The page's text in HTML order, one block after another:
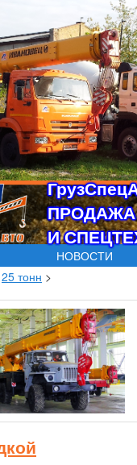
ПРОДАЖА
И
НОВОСТИ
25 тонн >